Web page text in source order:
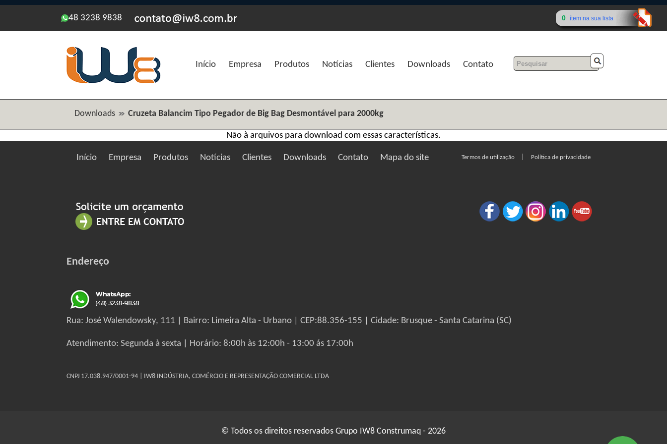
48 3238 9838 0 ítem na sua lista
Início Empresa Produtos Notícias Clientes Downloads Contato
Downloads Cruzeta Balancim Tipo Pegador de Big Bag Desmontável para 2000kg
Não à arquivos para download com essas características.
Início Empresa Produtos Notícias Clientes Downloads Contato Mapa do site Termos de utilização Política de privacidade
Endereço
Rua: José Walendowsky, 111 | Bairro: Limeira Alta - Urbano | CEP:88.356-155 | Cidade: Brusque - Santa Catarina (SC)
Atendimento: Segunda à sexta | Horário: 8:00h às 12:00h - 13:00 ás 17:00h
CNPJ 17.038.947/0001-94 | IW8 INDÚSTRIA, COMÉRCIO E REPRESENTAÇÃO COMERCIAL LTDA
© Todos os direitos reservados Grupo IW8 Construmaq - 2026